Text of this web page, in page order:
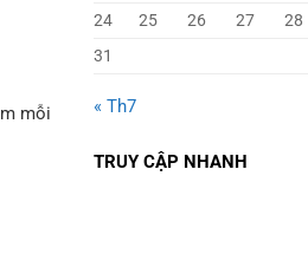
mỗi
24
25 26 27 28
31
« Th7
TRUY CẬP NHANH